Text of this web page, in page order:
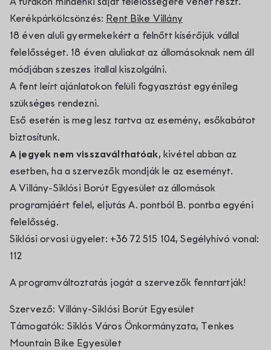
Kerékpárkölcsönzés: Rent Bike Villány
18 éven aluli gyermekekért a felnőtt kísérőjük vállal
felelősséget. 18 éven aluliakat az állomásoknak nem áll
módjában szeszes itallal kiszolgálni.
A fent leírt ajánlatokon felüli fogyasztást egyénileg
szükséges rendezni.
Eső esetén is meg lesz tartva az esemény, esőkabátot
biztosítunk.
A jegyek nem visszaválthatóak, kivétel abban az
esetben, ha a szervezők mondják le az eseményt.
A Villány-Siklósi Borút Egyesület az állomások
programjáért felel, eljutás A. pontból B. pontba egyéni
felelősség.
Siklósi orvosi ügyelet: +36 72 515 104, Segélyhívó vonal:
112
A programváltoztatás jogát a szervezők fenntartják!
Szervező: Villány-Siklósi Borút Egyesület
Támogatók: Siklós Város Önkormányzata, Tenkes
Mountain Bike Egyesület